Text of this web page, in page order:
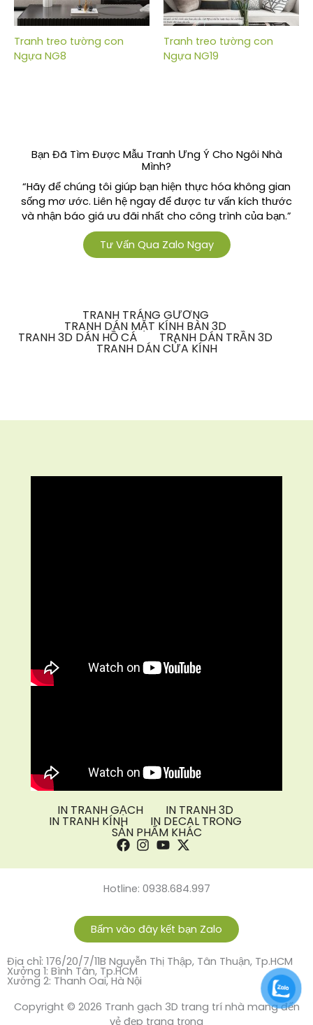
Tranh treo tường con
Ngựa NG8
Tranh treo tường con
Ngựa NG19
Bạn Đã Tìm Được Mẫu Tranh Ưng Ý Cho Ngôi Nhà
Mình?
“Hãy để chúng tôi giúp bạn hiện thực hóa không gian
sống mơ ước. Liên hệ ngay để được tư vấn kích thước
và nhận báo giá ưu đãi nhất cho công trình của bạn.”
Tư Vấn Qua Zalo Ngay
TRANH TRÁNG GƯƠNG
TRANH DÁN MẶT KÍNH BÀN 3D
TRANH 3D DÁN HỒ CÁ TRANH DÁN TRẦN 3D
TRANH DÁN CỬA KÍNH
IN TRANH GẠCH IN TRANH 3D
IN TRANH KÍNH IN DECAL TRONG
SẢN PHẨM KHÁC
Hotline: 0938.684.997
Bấm vào đây kết bạn Zalo
Địa chỉ: 176/20/7/11B Nguyễn Thị Thập, Tân Thuận, Tp.HCM
Xưởng 1: Bình Tân, Tp.HCM
Xưởng 2: Thanh Oai, Hà Nội
Copyright © 2026 Tranh gạch 3D trang trí nhà mang đến
vẻ đẹp trang trọng